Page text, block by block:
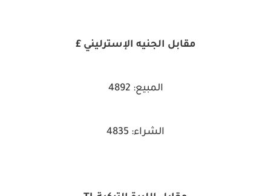
مقابل الجنيه الإسترليني £
المبيع: 4892
الشراء: 4835